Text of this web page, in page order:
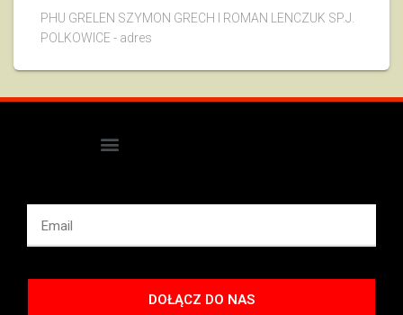
PHU GRELEN SZYMON GRECH I ROMAN LENCZUK SP.J.
POLKOWICE - adres
DOŁĄCZ DO NAS